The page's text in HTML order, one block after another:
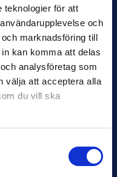
teknologier för att
och
marknadsföring till
kan komma att delas
analysföretag som
välja att acceptera alla
du vill ska
HITACHI ENERGY ARENA
2 0
STORA VALLA A-PLAN
0 1